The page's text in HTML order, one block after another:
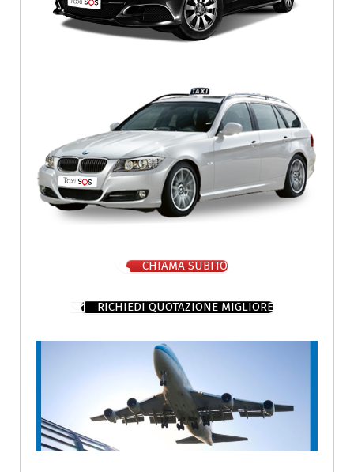
CHIAMA SUBITO
RICHIEDI QUOTAZIONE MIGLIORE